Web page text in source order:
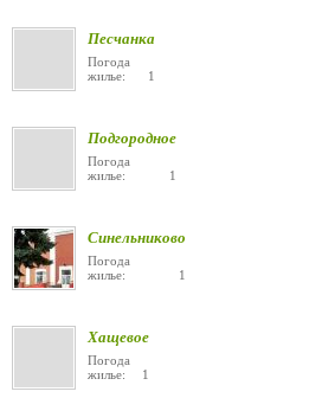
Песчанка
Погода
жилье: 1
Подгородное
Погода
жилье: 1
Синельниково
Погода
жилье: 1
Хащевое
Погода
жилье: 1